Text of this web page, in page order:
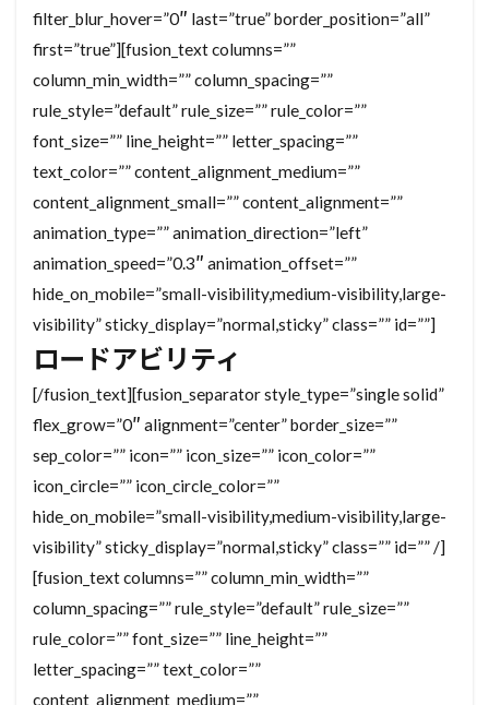
filter_blur_hover=”0″ last=”true” border_position=”all”
first=”true”][fusion_text columns=””
column_min_width=”” column_spacing=””
rule_style=”default” rule_size=”” rule_color=””
font_size=”” line_height=”” letter_spacing=””
text_color=”” content_alignment_medium=””
content_alignment_small=”” content_alignment=””
animation_type=”” animation_direction=”left”
animation_speed=”0.3″ animation_offset=””
hide_on_mobile=”small-visibility,medium-visibility,large-
visibility” sticky_display=”normal,sticky” class=”” id=””]
ロードアビリティ
[/fusion_text][fusion_separator style_type=”single solid”
flex_grow=”0″ alignment=”center” border_size=””
sep_color=”” icon=”” icon_size=”” icon_color=””
icon_circle=”” icon_circle_color=””
hide_on_mobile=”small-visibility,medium-visibility,large-
visibility” sticky_display=”normal,sticky” class=”” id=”” /]
[fusion_text columns=”” column_min_width=””
column_spacing=”” rule_style=”default” rule_size=””
rule_color=”” font_size=”” line_height=””
letter_spacing=”” text_color=””
content_alignment_medium=””